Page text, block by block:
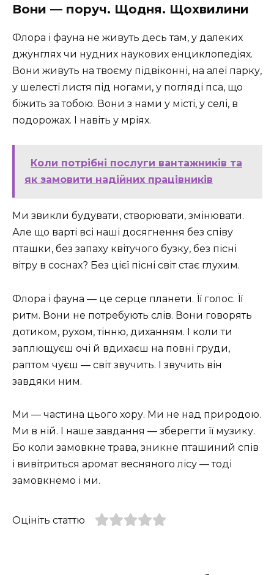
Вони — поруч. Щодня. Щохвилини
Флора і фауна не живуть десь там, у далеких
джунглях чи нудних наукових енциклопедіях.
Вони живуть на твоєму підвіконні, на алеї парку,
у шелесті листя під ногами, у погляді пса, що
біжить за тобою. Вони з нами у місті, у селі, в
подорожах. І навіть у мріях.
Коли потрібні послуги вантажників та
як замовити надійних працівників
Ми звикли будувати, створювати, змінювати.
Але що варті всі наші досягнення без співу
пташки, без запаху квітучого бузку, без пісні
вітру в соснах? Без цієї пісні світ стає глухим.
Флора і фауна — це серце планети. Її голос. Її
ритм. Вони не потребують слів. Вони говорять
дотиком, рухом, тінню, диханням. І коли ти
заплющуєш очі й вдихаєш на повні груди,
раптом чуєш — світ звучить. І звучить він
завдяки ним.
Ми — частина цього хору. Ми не над природою.
Ми в ній. І наше завдання — зберегти її музику.
Бо коли замовкне трава, зникне пташиний спів
і вивітриться аромат весняного лісу — тоді
замовкнемо і ми.
Оцініть статтю